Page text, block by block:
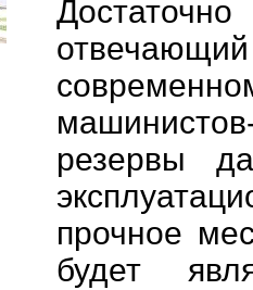
резервы
прочное
будет